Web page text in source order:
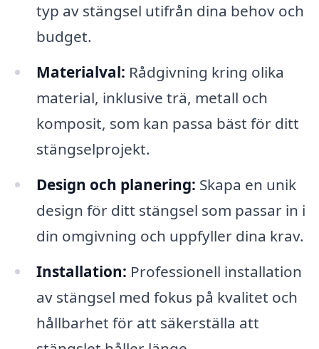
typ av stängsel utifrån dina behov och
budget.
Materialval: Rådgivning kring olika
material, inklusive trä, metall och
komposit, som kan passa bäst för ditt
stängselprojekt.
Design och planering: Skapa en unik
design för ditt stängsel som passar in i
din omgivning och uppfyller dina krav.
Installation: Professionell installation
av stängsel med fokus på kvalitet och
hållbarhet för att säkerställa att